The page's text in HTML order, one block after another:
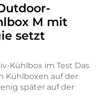
M mit
setzt
Kühlbox im Test Das
Kühlboxen auf der
später auf der